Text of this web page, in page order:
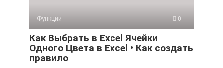
Функции 0
Как Выбрать в Excel Ячейки
Одного Цвета в Excel • Как создать
правило